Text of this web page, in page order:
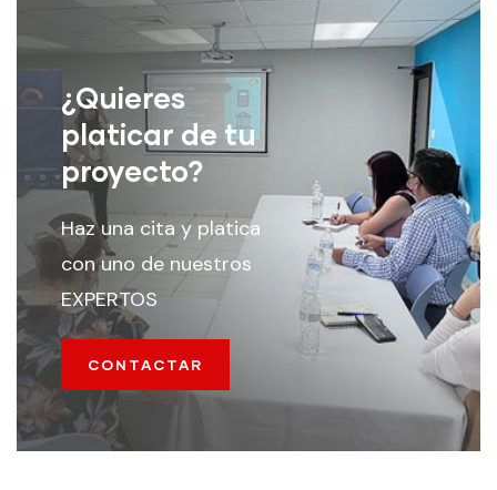
¿Quieres
platicar de tu
proyecto?
Haz una cita y platica
con uno de nuestros
EXPERTOS
CONTACTAR